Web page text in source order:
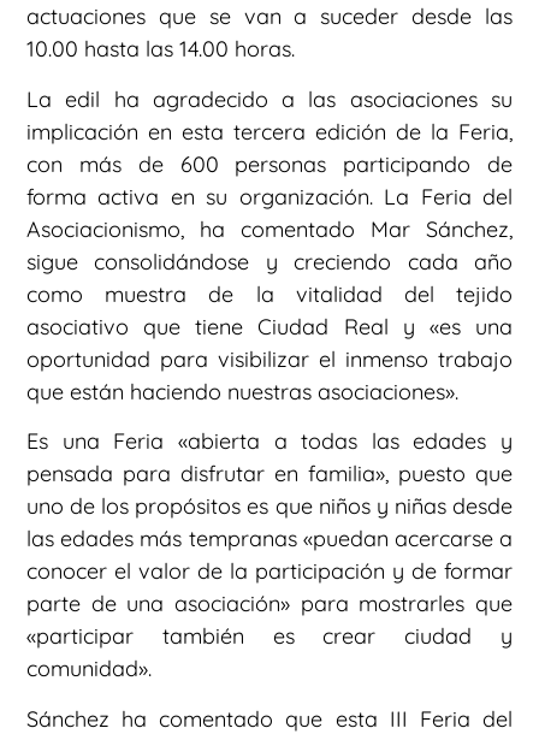
actuaciones que se van a suceder desde las
10.00 hasta las 14.00 horas.
La edil ha agradecido a las asociaciones su
implicación en esta tercera edición de la Feria,
con más de 600 personas participando de
forma activa en su organización. La Feria del
Asociacionismo, ha comentado Mar Sánchez,
sigue consolidándose y creciendo cada año
como muestra de la vitalidad del tejido
asociativo que tiene Ciudad Real y «es una
oportunidad para visibilizar el inmenso trabajo
que están haciendo nuestras asociaciones».
Es una Feria «abierta a todas las edades y
pensada para disfrutar en familia», puesto que
uno de los propósitos es que niños y niñas desde
las edades más tempranas «puedan acercarse a
conocer el valor de la participación y de formar
parte de una asociación» para mostrarles que
«participar también es crear ciudad y
comunidad».
Sánchez ha comentado que esta III Feria del